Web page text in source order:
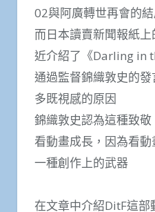
02與阿廣轉世再會的
而日本讀賣新聞報紙
近介紹了《Darling in
通過監督錦織敦史的
多既視感的原因
錦織敦史認為這種致
看動畫成長，因為看
一種創作上的武器
在文章中介紹DitF這